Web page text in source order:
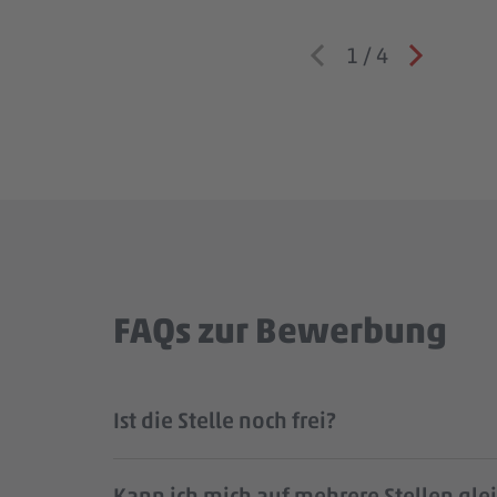
1 / 4
FAQs zur Bewerbung
Ist die Stelle noch frei?